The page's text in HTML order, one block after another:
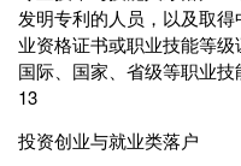
发明专利‌的人员，以及取
业资格证书或职业技能等
国际、国家、省级等职业技
1‌‌3
‌投资创业与就业类落户‌